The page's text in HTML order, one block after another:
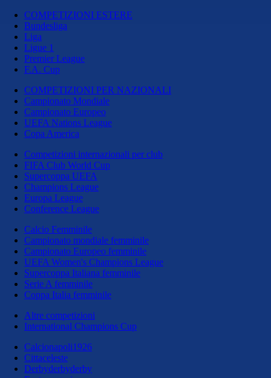
COMPETIZIONI ESTERE
Bundesliga
Liga
Ligue 1
Premier League
F.A. Cup
COMPETIZIONI PER NAZIONALI
Campionato Mondiale
Campionato Europeo
UEFA Nations League
Copa America
Competizioni internazionali per club
FIFA Club World Cup
Supercoppa UEFA
Champions League
Europa League
Conference League
Calcio Femminile
Campionato mondiale femminile
Campionato Europeo femminile
UEFA Women's Champions League
Supercoppa Italiana femminile
Serie A femminile
Coppa Italia femminile
Altre competizioni
International Champions Cup
Calcionapoli1926
Cittaceleste
Derbyderbyderby